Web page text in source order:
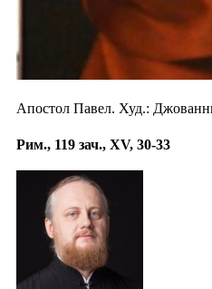
Апостол Павел. Худ.:
Рим., 119 зач., XV, 30-33